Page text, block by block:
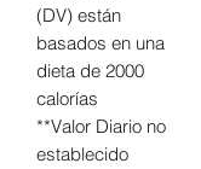
(DV) están
basados en una
dieta de 2000
calorías
**Valor Diario no
establecido